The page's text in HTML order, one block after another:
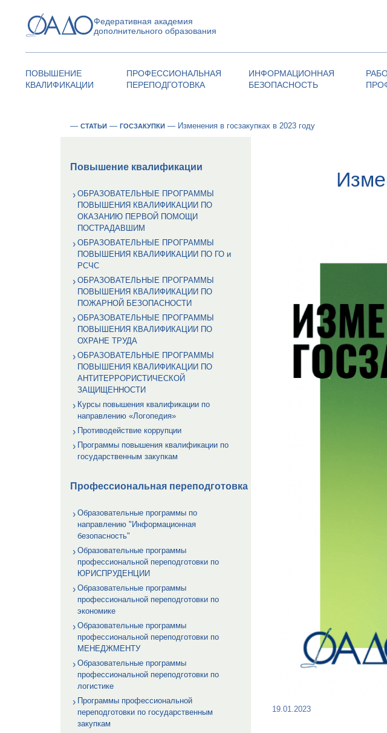
Федеративная академия
дополнительного образования
ПОВЫШЕНИЕ
КВАЛИФИКАЦИИ
ПРОФЕССИОНАЛЬНАЯ
ПЕРЕПОДГОТОВКА
ИНФОРМАЦИОННАЯ
БЕЗОПАСНОСТЬ
— СТАТЬИ — ГОСЗАКУПКИ — Изменения в госзакупках в 2023 году
Повышение квалификации
ОБРАЗОВАТЕЛЬНЫЕ ПРОГРАММЫ
ПОВЫШЕНИЯ КВАЛИФИКАЦИИ ПО
ОКАЗАНИЮ ПЕРВОЙ ПОМОЩИ
ПОСТРАДАВШИМ
ОБРАЗОВАТЕЛЬНЫЕ ПРОГРАММЫ
ПОВЫШЕНИЯ КВАЛИФИКАЦИИ ПО ГО и
РСЧС
ОБРАЗОВАТЕЛЬНЫЕ ПРОГРАММЫ
ПОВЫШЕНИЯ КВАЛИФИКАЦИИ ПО
ПОЖАРНОЙ БЕЗОПАСНОСТИ
ОБРАЗОВАТЕЛЬНЫЕ ПРОГРАММЫ
ПОВЫШЕНИЯ КВАЛИФИКАЦИИ ПО
ОХРАНЕ ТРУДА
ОБРАЗОВАТЕЛЬНЫЕ ПРОГРАММЫ
ПОВЫШЕНИЯ КВАЛИФИКАЦИИ ПО
АНТИТЕРРОРИСТИЧЕСКОЙ
ЗАЩИЩЕННОСТИ
Курсы повышения квалификации по
направлению «Логопедия»
Противодействие коррупции
Программы повышения квалификации по
государственным закупкам
Профессиональная переподготовка
Образовательные программы по
направлению "Информационная
безопасность"
Образовательные программы
профессиональной переподготовки по
ЮРИСПРУДЕНЦИИ
Образовательные программы
профессиональной переподготовки по
экономике
Образовательные программы
профессиональной переподготовки по
МЕНЕДЖМЕНТУ
Образовательные программы
профессиональной переподготовки по
логистике
Программы профессиональной
переподготовки по государственным
закупкам
19.01.2023